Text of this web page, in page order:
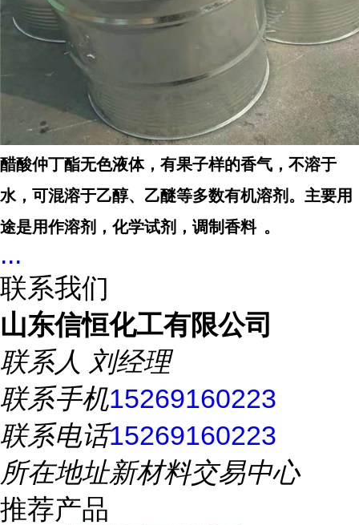
醋酸仲丁酯无色液体，有果子样的香气，不溶于
水，可混溶于乙醇、乙醚等多数有机溶剂。主要用
途是用作溶剂，化学试剂，调制香料 。
...
联系我们
山东信恒化工有限公司
联系人 刘经理
联系手机15269160223
联系电话15269160223
所在地址新材料交易中心
推荐产品